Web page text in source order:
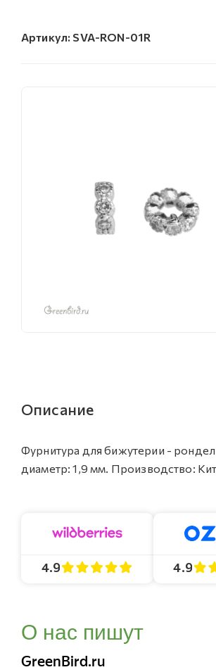
Артикул: SVA-RON-01R
Описание
Фурнитура для бижутерии -
диаметр: 1,9 мм. Производство:
4.9 4.9
О нас пишут